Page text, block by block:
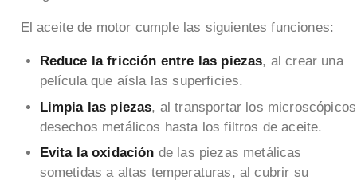
El aceite de motor cumple las siguientes funciones:
Reduce la fricción entre las piezas, al crear una
película que aísla las superficies.
Limpia las piezas, al transportar los microscópicos
desechos metálicos hasta los filtros de aceite.
Evita la oxidación de las piezas metálicas
sometidas a altas temperaturas, al cubrir su